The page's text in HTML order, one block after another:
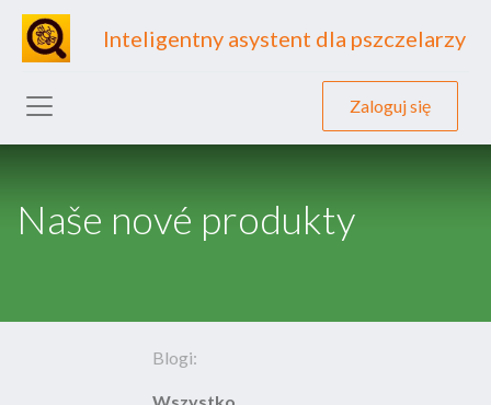
Inteligentny asystent dla pszczelarzy
Zaloguj się
Naše nové produkty
Blogi:
Wszystko